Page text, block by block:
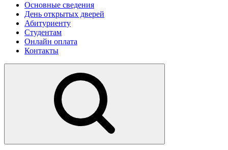
Основные сведения
День открытых дверей
Абитуриенту
Студентам
Онлайн оплата
Контакты